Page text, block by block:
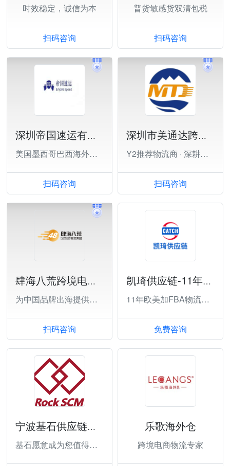
时效稳定，诚信为本
扫码咨询
普货敏感货双清包税
扫码咨询
深圳帝国速运有限公司
美国墨西哥巴西海外仓一件代发、退货换标
扫码咨询
深圳市美通达跨境供应链有限公司
Y2推荐物流商 · 深耕欧美
扫码咨询
肆海八荒跨境电商物流（深圳）有限公司
为中国品牌出海提供全方位跨境物流解决方案
扫码咨询
凯琦供应链-11年欧美FBA物流大庄
11年欧美加FBA物流大庄
免费咨询
宁波基石供应链管理有限公司
基石愿意成为您值得信赖的跨境电商物流服务
乐歌海外仓
跨境电商物流专家